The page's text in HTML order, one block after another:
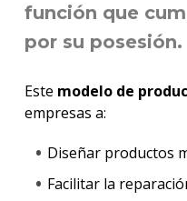
función que
por su posesión.
Este modelo de
empresas a:
Diseñar productos
Facilitar la